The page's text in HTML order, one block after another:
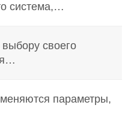
система,…
своего
параметры,